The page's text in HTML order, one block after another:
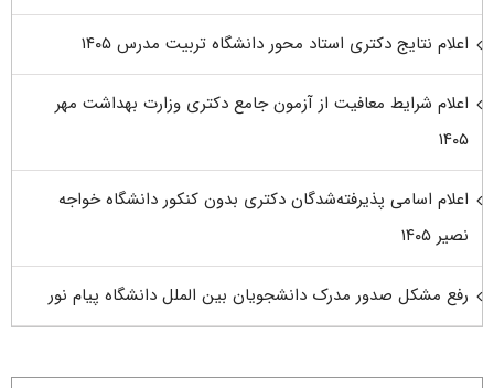
اعلام نتایج دکتری استاد محور دانشگاه تربیت مدرس ۱۴۰۵
اعلام شرایط معافیت از آزمون جامع دکتری وزارت بهداشت مهر
۱۴۰۵
اعلام اسامی پذیرفته‌شدگان دکتری بدون کنکور دانشگاه خواجه
نصیر ۱۴۰۵
رفع مشکل صدور مدرک دانشجویان بین الملل دانشگاه پیام نور